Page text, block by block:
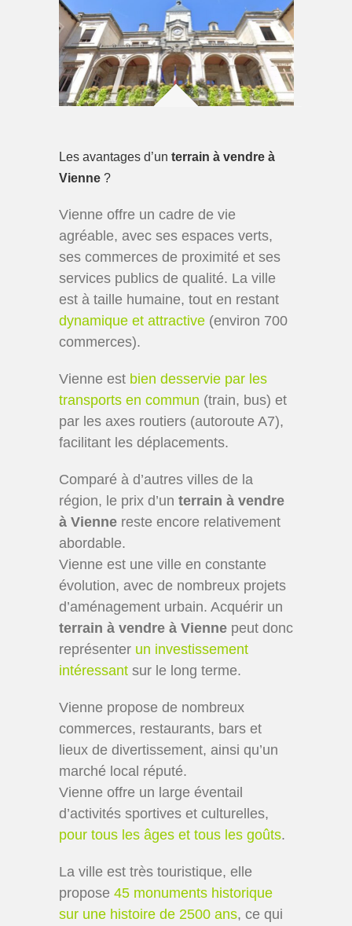
Les avantages d’un terrain à vendre à
Vienne?
Vienne offre un cadre de vie
agréable, avec ses espaces verts,
ses commerces de proximité et ses
services publics de qualité. La ville
est à taille humaine, tout en restant
dynamique et attractive (environ 700
commerces).
Vienne est bien desservie par les
transports en commun (train, bus) et
par les axes routiers (autoroute A7),
facilitant les déplacements.
Comparé à d’autres villes de la
région, le prix d’un terrain à vendre
à Viennereste encore relativement
abordable.
Vienne est une ville en constante
évolution, avec de nombreux projets
d’aménagement urbain. Acquérir un
terrain à vendre à Viennepeut donc
représenter un investissement
intéressantsur le long terme.
Vienne propose de nombreux
commerces, restaurants, bars et
lieux de divertissement, ainsi qu’un
marché local réputé.
Vienne offre un large éventail
d’activités sportives et culturelles,
pour tous les âges et tous les goûts.
La ville est très touristique, elle
propose 45 monuments historique
sur une histoire de 2500 ans, ce qui